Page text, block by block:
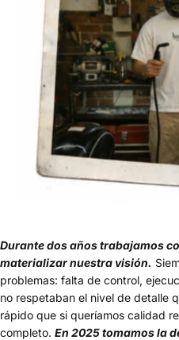
Durante dos años trabajamos
materializar nuestra visión.
problemas: falta de control,
no respetaban el nivel de detalle
rápido que si queríamos calidad
completo. En 2025 tomamos la